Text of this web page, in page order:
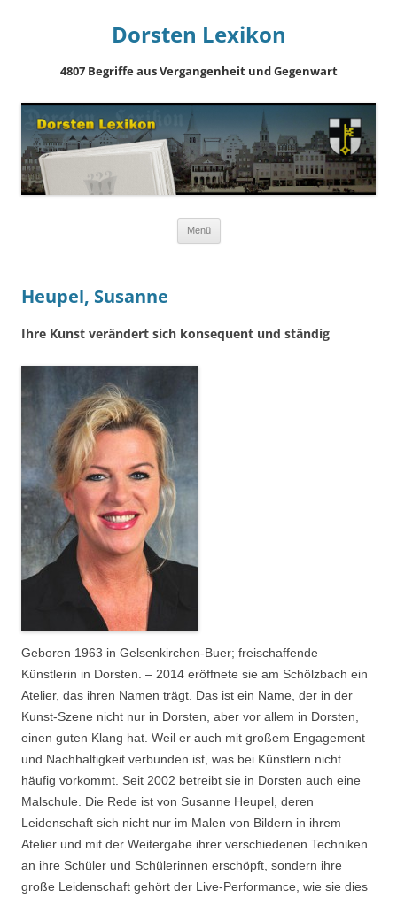
Dorsten Lexikon
4807 Begriffe aus Vergangenheit und Gegenwart
Menü
Heupel, Susanne
Ihre Kunst verändert sich konsequent und ständig
Geboren 1963 in Gelsenkirchen-Buer; freischaffende
Künstlerin in Dorsten. – 2014 eröffnete sie am Schölzbach ein
Atelier, das ihren Namen trägt. Das ist ein Name, der in der
Kunst-Szene nicht nur in Dorsten, aber vor allem in Dorsten,
einen guten Klang hat. Weil er auch mit großem Engagement
und Nachhaltigkeit verbunden ist, was bei Künstlern nicht
häufig vorkommt. Seit 2002 betreibt sie in Dorsten auch eine
Malschule. Die Rede ist von Susanne Heupel, deren
Leidenschaft sich nicht nur im Malen von Bildern in ihrem
Atelier und mit der Weitergabe ihrer verschiedenen Techniken
an ihre Schüler und Schülerinnen erschöpft, sondern ihre
große Leidenschaft gehört der Live-Performance, wie sie dies